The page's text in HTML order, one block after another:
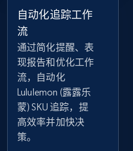
from shops on eBay
name, Seller rating,
Root category, and
自动化追踪工作
流
通过简化提醒、表
现报告和优化工作
流，自动化
Lululemon (露露乐
蒙) SKU 追踪，提
高效率并加快决
策。